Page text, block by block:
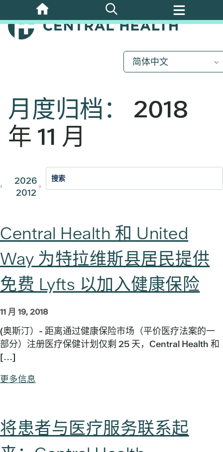
至
主
简体中文
月度归档： 2018
年 11 月
2026 2025
2012
2011
Central Health 和 United
Way 为特拉维斯县居民提供
免费 Lyfts 以加入健康保险
11 月 19, 2018
(奥斯汀）- 距离通过健康保险市场（平价医疗法案的一
部分）注册医疗保健计划仅剩 25 天，Central Health 和
[...]
更多信息
将患者与医疗服务联系起